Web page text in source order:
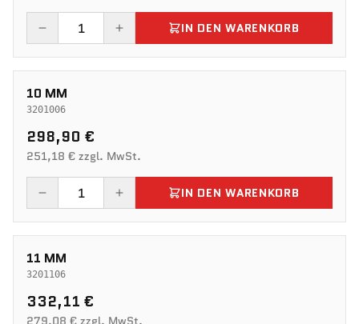
IN DEN WARENKORB
10 MM
3201006
298,90 €
251,18 € zzgl. MwSt.
IN DEN WARENKORB
11 MM
3201106
332,11 €
279,08 € zzgl. MwSt.